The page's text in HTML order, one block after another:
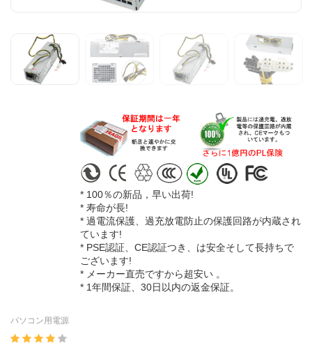
* 100％の新品，早い出荷!
* 寿命が長!
* 過電流保護、過充放電防止の保護回路が内蔵され
ています!
* PSE認証、CE認証つき、は安全そして長持ちで
ございます!
* メーカー直売ですから超安い 。
* 1年間保証、30日以内の返金保証。
パソコン用電源